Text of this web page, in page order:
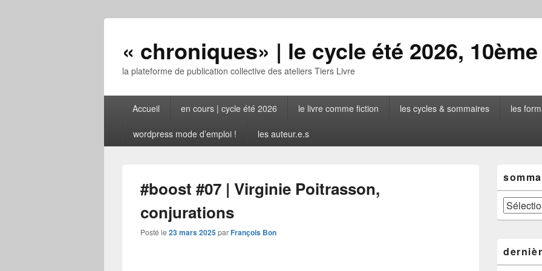
« chroniques» | le cycle été 2026,
la plateforme de publication collective des ateliers Tiers Livre
principalAccueil en cours | cycle été 2026 le livre comme fiction les cycles & sommaires les
wordpress mode d’emploi ! les auteur.e.s
#boost #07 | Virginie Poitrasson,
conjurations
Posté le 23 mars 2025parFrançois Bon
principale
de
widget
pour
la
latérale
sommaire
général